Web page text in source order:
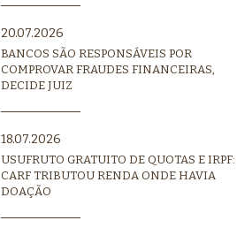
20.07.2026
BANCOS SÃO RESPONSÁVEIS POR
COMPROVAR FRAUDES FINANCEIRAS,
DECIDE JUIZ
18.07.2026
USUFRUTO GRATUITO DE QUOTAS E IRPF:
CARF TRIBUTOU RENDA ONDE HAVIA
DOAÇÃO